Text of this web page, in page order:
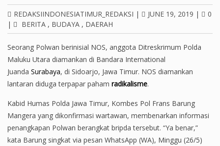
REDAKSIINDONESIATIMUR_REDAKSI | JUNE 19, 2019 |
0
|
BERITA , BUDAYA , DAERAH
Seorang Polwan berinisial NOS, anggota Ditreskrimum Polda
Maluku Utara diamankan di Bandara International
Juanda Surabaya, di Sidoarjo, Jawa Timur. NOS diamankan
lantaran diduga terpapar paham radikalisme.
Kabid Humas Polda Jawa Timur, Kombes Pol Frans Barung
Mangera yang dikonfirmasi wartawan, membenarkan informasi
penangkapan Polwan berangkat bripda tersebut. “Ya benar,”
kata Barung singkat via pesan WhatsApp (WA), Minggu (26/5)